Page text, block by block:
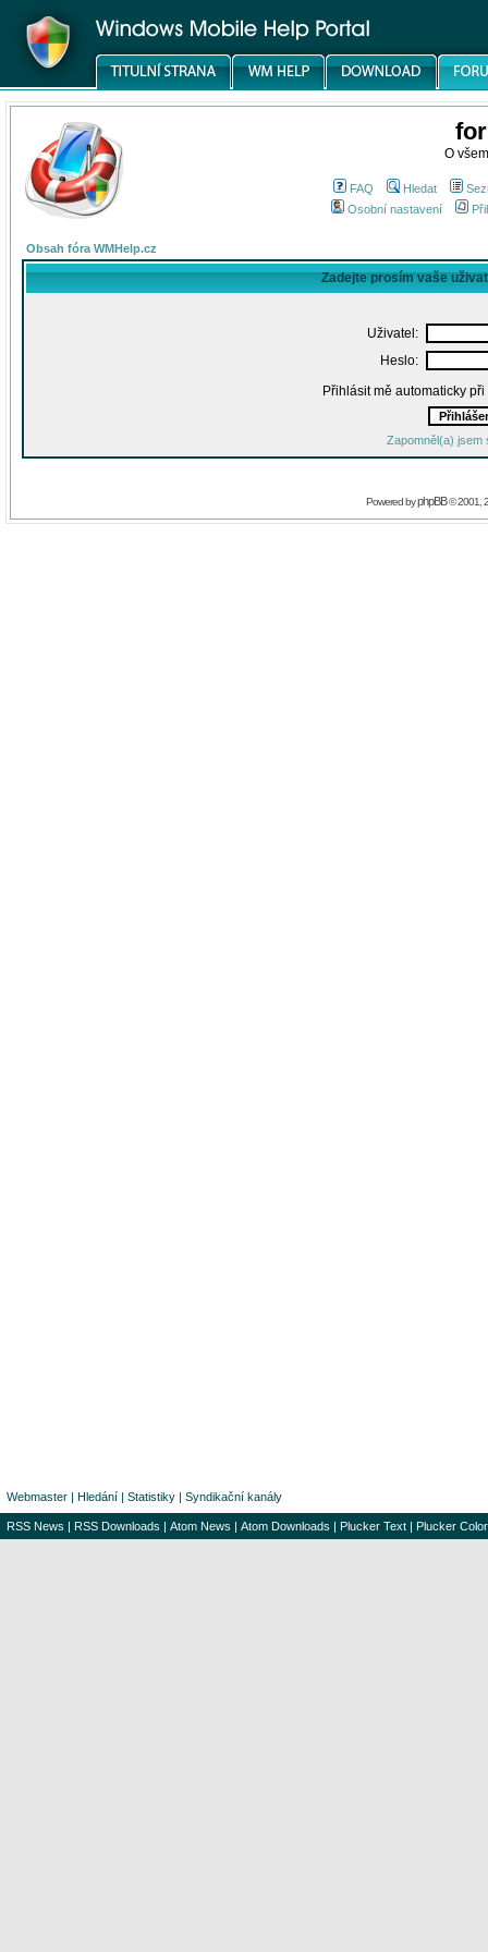
O
FAQ Hledat
Osobní nastavení
Obsah fóra WMHelp.cz
Zadejte prosím vaše
Uživatel:
Heslo:
Přihlásit mě automaticky
Zapomněl(a) jsem
Powered byphpBB© 2001,
Webmaster | Hledání | Statistiky | Syndikační kanály
RSS News | RSS Downloads | Atom News | Atom Downloads | Plucker Text | Plucker Color